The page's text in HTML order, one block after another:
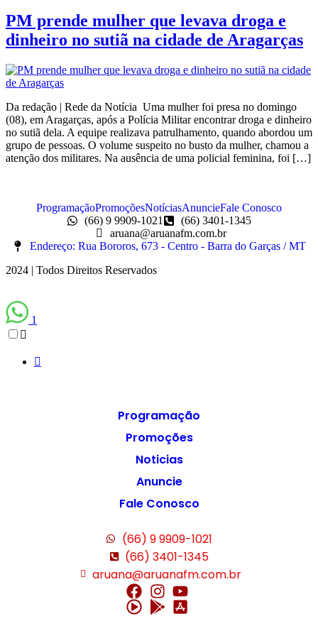
PM prende mulher que levava droga e
dinheiro no sutiã na cidade de Aragarças
Da redação | Rede da Notícia Uma mulher foi presa no domingo
(08), em Aragarças, após a Polícia Militar encontrar droga e dinheiro
no sutiã dela. A equipe realizava patrulhamento, quando abordou um
grupo de pessoas. O volume suspeito no busto da mulher, chamou a
atenção dos militares. Na ausência de uma policial feminina, foi […]
ProgramaçãoPromoçõesNotíciasAnuncieFale Conosco
(66) 9 9909-1021
(66) 3401-1345
aruana@aruanafm.com.br
Endereço: Rua Bororos, 673 - Centro - Barra do Garças / MT
2024 | Todos Direitos Reservados
1
Programação
Promoções
Noticias
Anuncie
Fale Conosco
(66) 9 9909-1021
(66) 3401-1345
aruana@aruanafm.com.br